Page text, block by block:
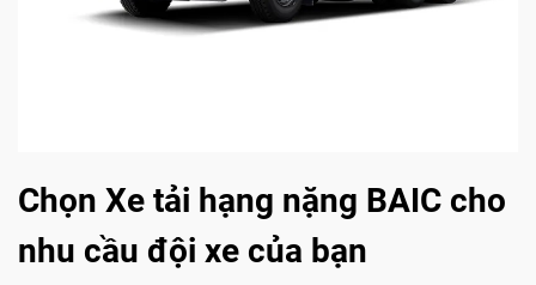
Chọn Xe tải hạng nặng BAIC cho
nhu cầu đội xe của bạn